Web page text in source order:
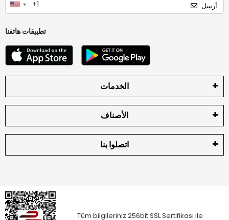
أرسل
تطبيقات هاتفنا
الخدمات
الأصناف
اتصلوا بنا
Tüm bilgileriniz 256bit SSL Sertifikası ile